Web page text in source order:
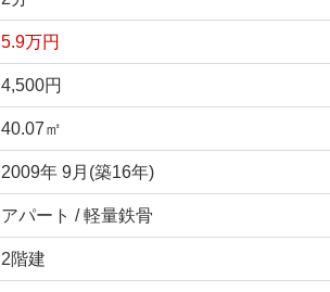
5.9万円
4,500円
40.07㎡
2009年 9月(築16年)
アパート / 軽量鉄骨
2階建